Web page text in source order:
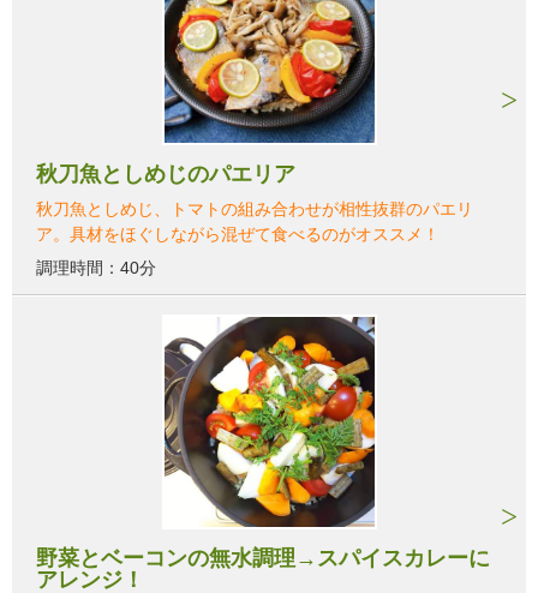
秋刀魚としめじのパエリア
秋刀魚としめじ、トマトの組み合わせが相性抜群のパエリ
ア。具材をほぐしながら混ぜて食べるのがオススメ！
調理時間：40分
野菜とベーコンの無水調理→スパイスカレーに
アレンジ！